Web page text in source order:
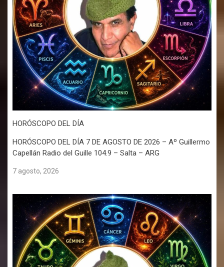
HORÓSCOPO DEL DÍA
HORÓSCOPO DEL DÍA 7 DE AGOSTO DE 2026 – Aº Guillermo
Capellán Radio del Guille 104.9 – Salta – ARG
7 agosto, 2026